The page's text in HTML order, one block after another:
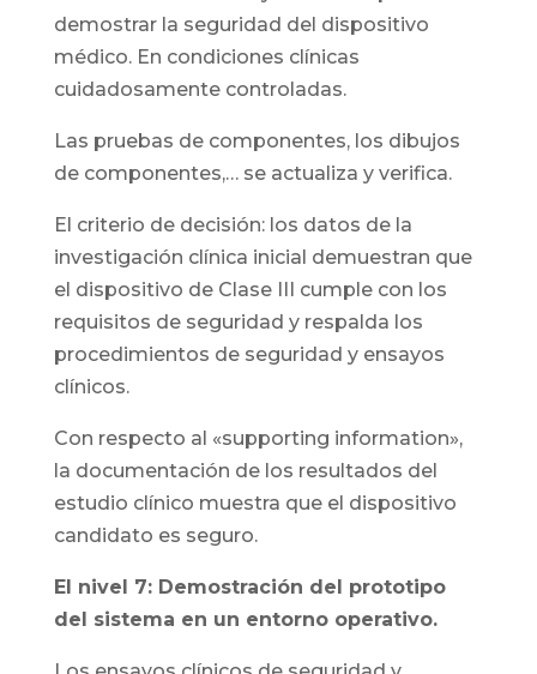
demostrar la seguridad del dispositivo
médico. En condiciones clínicas
cuidadosamente controladas.
Las pruebas de componentes, los dibujos
de componentes,… se actualiza y verifica.
El criterio de decisión: los datos de la
investigación clínica inicial demuestran que
el dispositivo de Clase III cumple con los
requisitos de seguridad y respalda los
procedimientos de seguridad y ensayos
clínicos.
Con respecto al «supporting information»,
la documentación de los resultados del
estudio clínico muestra que el dispositivo
candidato es seguro.
El nivel 7: Demostración del prototipo
del sistema en un entorno operativo.